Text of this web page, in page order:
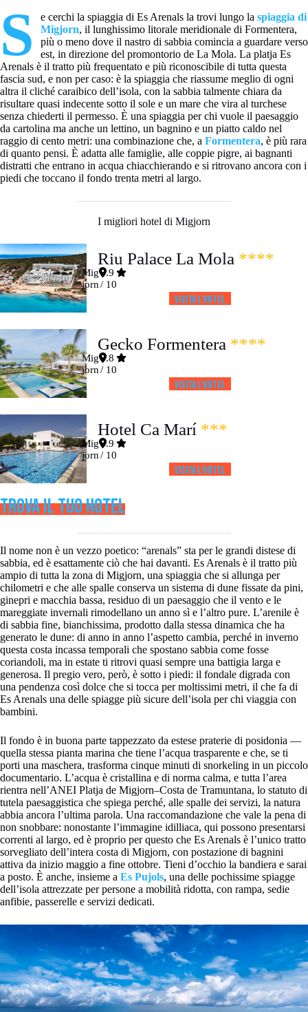
S e cerchi la spiaggia di Es Arenals la trovi lungo la spiaggia di
Migjorn, il lunghissimo litorale meridionale di Formentera,
più o meno dove il nastro di sabbia comincia a guardare verso
est, in direzione del promontorio de La Mola. La platja Es
Arenals è il tratto più frequentato e più riconoscibile di tutta questa
fascia sud, e non per caso: è la spiaggia che riassume meglio di ogni
altra il cliché caraibico dell’isola, con la sabbia talmente chiara da
risultare quasi indecente sotto il sole e un mare che vira al turchese
senza chiederti il permesso. È una spiaggia per chi vuole il paesaggio
da cartolina ma anche un lettino, un bagnino e un piatto caldo nel
raggio di cento metri: una combinazione che, a Formentera, è più rara
di quanto pensi. È adatta alle famiglie, alle coppie pigre, ai bagnanti
distratti che entrano in acqua chiacchierando e si ritrovano ancora con i
piedi che toccano il fondo trenta metri al largo.
I migliori hotel di Migjorn
Riu Palace La Mola ****
Mig
jorn
8.9
/ 10
Visita l’HOTEL
Gecko Formentera ****
Mig
jorn
8.8
/ 10
Visita l’HOTEL
Hotel Ca Marí ***
Mig
jorn
8.9
/ 10
Visita l’HOTEL
TROVA IL TUO HOTEL
Il nome non è un vezzo poetico: “arenals” sta per le grandi distese di
sabbia, ed è esattamente ciò che hai davanti. Es Arenals è il tratto più
ampio di tutta la zona di Migjorn, una spiaggia che si allunga per
chilometri e che alle spalle conserva un sistema di dune fissate da pini,
ginepri e macchia bassa, residuo di un paesaggio che il vento e le
mareggiate invernali rimodellano un anno sì e l’altro pure. L’arenile è
di sabbia fine, bianchissima, prodotto dalla stessa dinamica che ha
generato le dune: di anno in anno l’aspetto cambia, perché in inverno
questa costa incassa temporali che spostano sabbia come fosse
coriandoli, ma in estate ti ritrovi quasi sempre una battigia larga e
generosa. Il pregio vero, però, è sotto i piedi: il fondale digrada con
una pendenza così dolce che si tocca per moltissimi metri, il che fa di
Es Arenals una delle spiagge più sicure dell’isola per chi viaggia con
bambini.
Il fondo è in buona parte tappezzato da estese praterie di posidonia —
quella stessa pianta marina che tiene l’acqua trasparente e che, se ti
porti una maschera, trasforma cinque minuti di snorkeling in un piccolo
documentario. L’acqua è cristallina e di norma calma, e tutta l’area
rientra nell’ANEI Platja de Migjorn–Costa de Tramuntana, lo statuto di
tutela paesaggistica che spiega perché, alle spalle dei servizi, la natura
abbia ancora l’ultima parola. Una raccomandazione che vale la pena di
non snobbare: nonostante l’immagine idilliaca, qui possono presentarsi
correnti al largo, ed è proprio per questo che Es Arenals è l’unico tratto
sorvegliato dell’intera costa di Migjorn, con postazione di bagnini
attiva da inizio maggio a fine ottobre. Tieni d’occhio la bandiera e sarai
a posto. È anche, insieme a Es Pujols, una delle pochissime spiagge
dell’isola attrezzate per persone a mobilità ridotta, con rampa, sedie
anfibie, passerelle e servizi dedicati.